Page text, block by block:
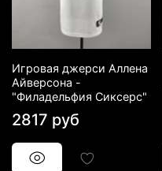
Игровая джерси Аллена
Айверсона -
"Филадельфия Сиксерс"
2817 руб